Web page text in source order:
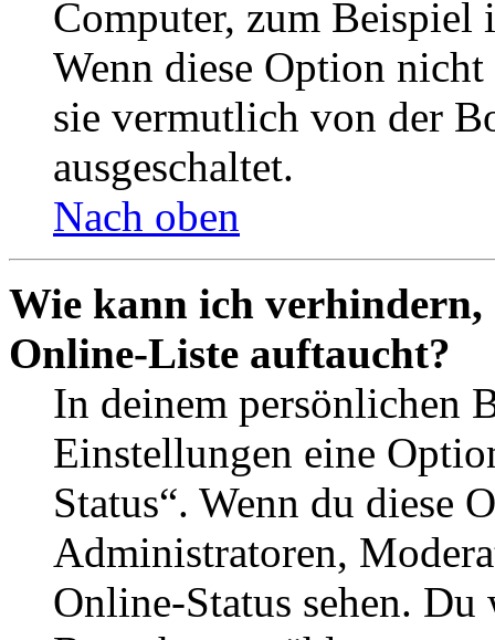
Computer, zum Beispiel
Wenn diese Option
sie vermutlich von der
ausgeschaltet.
Nach oben
Wie kann ich verhindern,
Online-Liste auftaucht?
In deinem persönlichen
Einstellungen eine
Status“. Wenn du diese
Administratoren,
Online-Status sehen.